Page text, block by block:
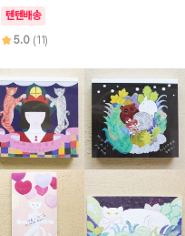
텐텐배송
5.0 (11)